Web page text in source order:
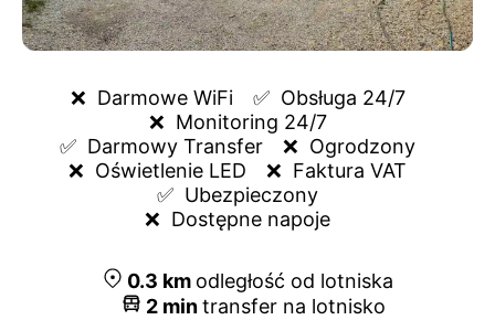
❌ Darmowe WiFi ✅ Obsługa 24/7
❌ Monitoring 24/7
✅ Darmowy Transfer ❌ Ogrodzony
❌ Oświetlenie LED ❌ Faktura VAT
✅ Ubezpieczony
❌ Dostępne napoje
0.3 km odległość od lotniska
2mintransfer na lotnisko